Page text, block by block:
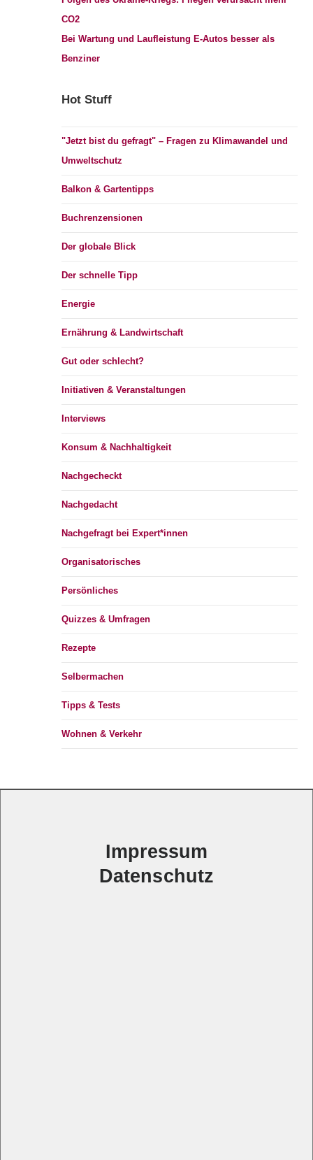
CO2
Bei Wartung und Laufleistung E-Autos besser als
Benziner
Hot Stuff
"Jetzt bist du gefragt" – Fragen zu Klimawandel und
Umweltschutz
Balkon & Gartentipps
Buchrenzensionen
Der globale Blick
Der schnelle Tipp
Energie
Ernährung & Landwirtschaft
Gut oder schlecht?
Initiativen & Veranstaltungen
Interviews
Konsum & Nachhaltigkeit
Nachgecheckt
Nachgedacht
Nachgefragt bei Expert*innen
Organisatorisches
Persönliches
Quizzes & Umfragen
Rezepte
Selbermachen
Tipps & Tests
Wohnen & Verkehr
Datenschutz
Impressum